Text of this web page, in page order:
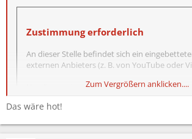
Zustimmung erforderlich
An dieser Stelle befindet sich ein
externen Anbieters (z. B. von YouTube oder
Um diesen eingebetteten Inhalt anzuzeigen,
Zum Vergrößern anklicken....
Das wäre hot!